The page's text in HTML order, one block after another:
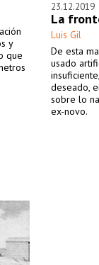
y
que
23.12.2019
La
Luis Gil
De esta
usado
deseado,
sobre lo
ex-novo.